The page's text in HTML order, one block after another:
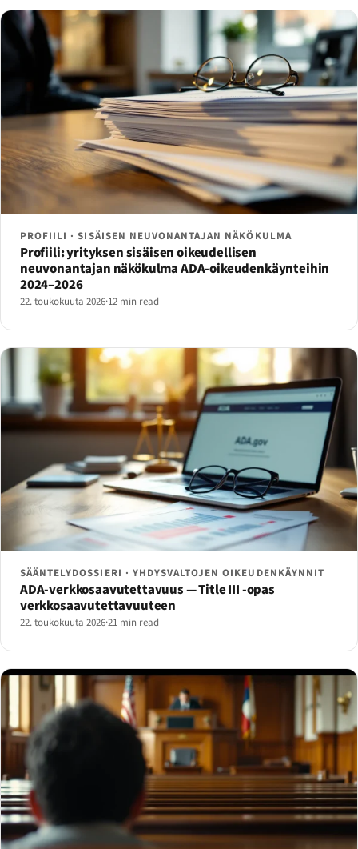
PROFIILI · SISÄISEN NEUVONANTAJAN NÄKÖKULMA
Profiili: yrityksen sisäisen oikeudellisen
neuvonantajan näkökulma ADA-oikeudenkäynteihin
2024–2026
22. toukokuuta 2026·12 min read
SÄÄNTELYDOSSIERI · YHDYSVALTOJEN OIKEUDENKÄYNNIT
ADA-verkkosaavutettavuus — Title III -opas
verkkosaavutettavuuteen
22. toukokuuta 2026·21 min read